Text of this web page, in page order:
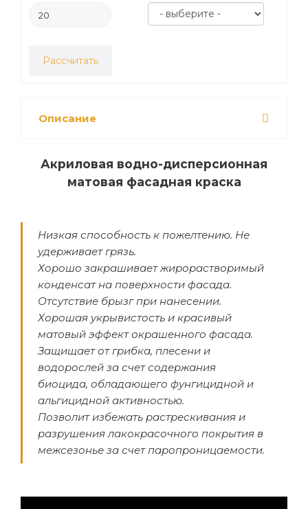
Рассчитать
Описание
Акриловая водно-дисперсионная
матовая фасадная краска
Низкая способность к пожелтению. Не
удерживает грязь.
Хорошо закрашивает жирорастворимый
конденсат на поверхности фасада.
Отсутствие брызг при нанесении.
Хорошая укрывистость и красивый
матовый эффект окрашенного фасада.
Защищает от грибка, плесени и
водорослей за счет содержания
биоцида, обладающего фунгицидной и
альгицидной активностью.
Позволит избежать растрескивания и
разрушения лакокрасочного покрытия в
межсезонье за счет паропроницаемости.